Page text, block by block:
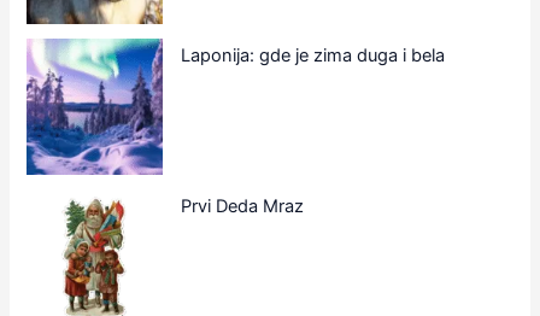
Laponija: gde je zima duga i bela
Prvi Deda Mraz